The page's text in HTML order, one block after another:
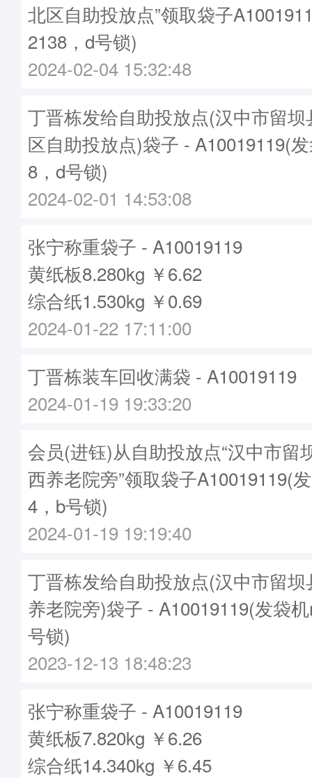
北区自助投放点”领取袋子
2138，d号锁)
2024-02-04 15:32:48
丁晋栋发给自助投放点(汉中市留
区自助投放点)袋子 - A10019119(
8，d号锁)
2024-02-01 14:53:08
张宁称重袋子 - A10019119
黄纸板8.280kg ￥6.62
综合纸1.530kg ￥0.69
2024-01-22 17:11:00
丁晋栋装车回收满袋 - A10019119
2024-01-19 19:33:20
会员(进钰)从自助投放点“汉中市留
西养老院旁”领取袋子A10019119(
4，b号锁)
2024-01-19 19:19:40
丁晋栋发给自助投放点(汉中市留
养老院旁)袋子 - A10019119(发袋
号锁)
2023-12-13 18:48:23
张宁称重袋子 - A10019119
黄纸板7.820kg ￥6.26
综合纸14.340kg ￥6.45